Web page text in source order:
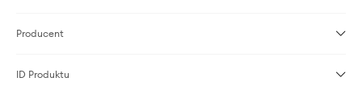
Producent
ID Produktu